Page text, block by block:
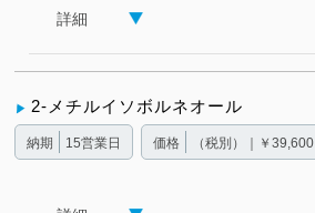
詳細
2-メチルイソボルネオール
納期 15営業日 価格 （税別）｜￥39,600